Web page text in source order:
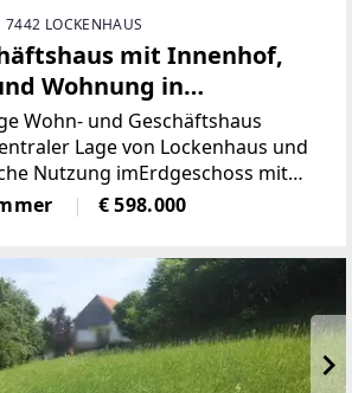
LOCKENHAUS
mit Innenhof,
Wohnung in
Wohn- und Geschäftshaus
Lage von Lockenhaus und
Nutzung imErdgeschoss mit
Wohneinheit im
einer Gesamtnutzfläche von rund
€ 598.000